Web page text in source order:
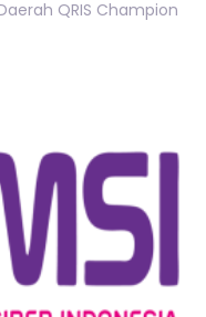
QRIS Champion